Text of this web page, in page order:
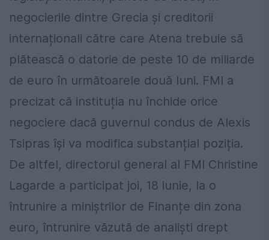
negocierile dintre Grecia și creditorii
internaționali către care Atena trebuie să
plătească o datorie de peste 10 de miliarde
de euro în următoarele două luni. FMI a
precizat că instituția nu închide orice
negociere dacă guvernul condus de Alexis
Tsipras își va modifica substanțial poziția.
De altfel, directorul general al FMI Christine
Lagarde a participat joi, 18 iunie, la o
întrunire a miniștrilor de Finanțe din zona
euro, întrunire văzută de analiști drept